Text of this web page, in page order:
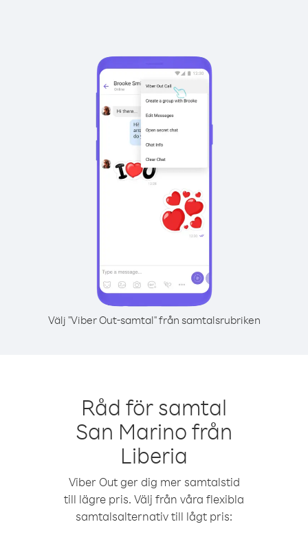
Välj "Viber Out-samtal" från samtalsrubriken
Råd för samtal
San Marino från
Liberia
Viber Out ger dig mer samtalstid
till lägre pris. Välj från våra flexibla
samtalsalternativ till lågt pris: